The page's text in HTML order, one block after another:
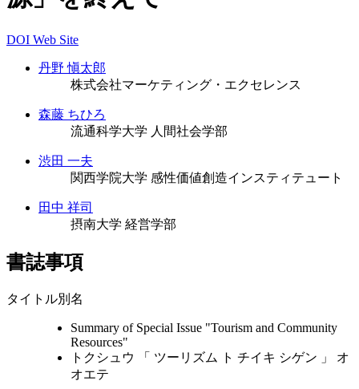
DOI Web Site
丹野 愼太郎
株式会社マーケティング・エクセレンス
森藤 ちひろ
流通科学大学 人間社会学部
渋田 一夫
関西学院大学 感性価値創造インスティテュート
田中 祥司
摂南大学 経営学部
書誌事項
タイトル別名
Summary of Special Issue "Tourism and Community
Resources"
トクシュウ 「 ツーリズム ト チイキ シゲン 」 オ
オエテ